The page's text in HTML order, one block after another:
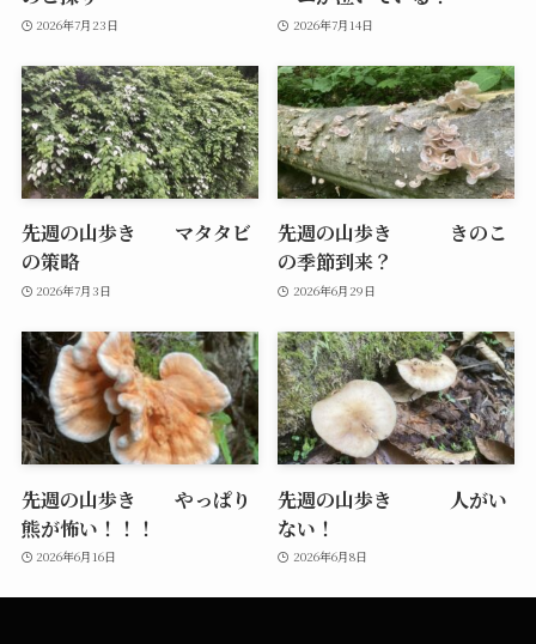
2026年7月23日 2026年7月14日
先週の山歩き マタタビ
の策略
2026年7月3日
先週の山歩き きのこ
の季節到来？
2026年6月29日
先週の山歩き やっぱり
熊が怖い！！！
2026年6月16日
先週の山歩き 人がい
ない！
2026年6月8日